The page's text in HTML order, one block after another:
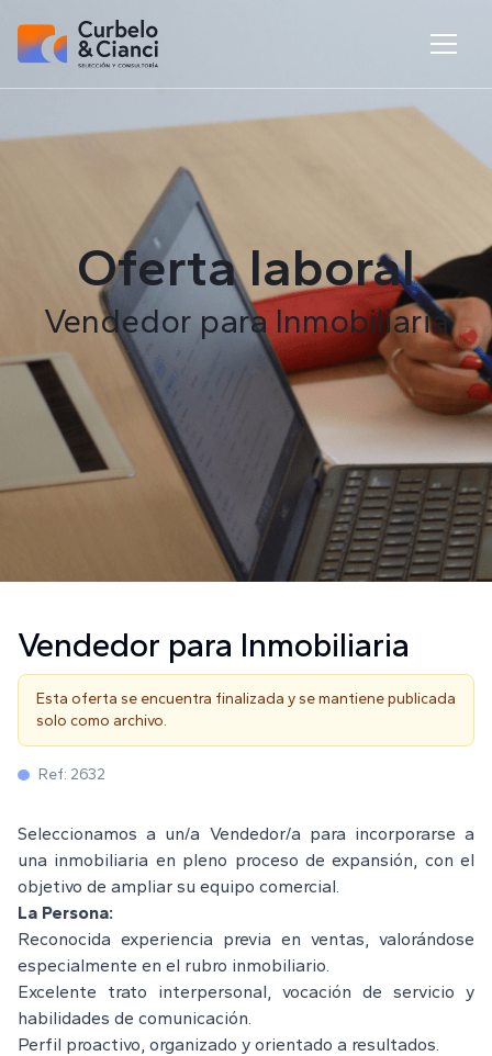
Oferta laboral
Vendedor para Inmobiliaria
Vendedor para Inmobiliaria
Esta oferta se encuentra finalizada y se mantiene publicada
solo como archivo.
Ref: 2632
Seleccionamos a un/a Vendedor/a para incorporarse a
una inmobiliaria en pleno proceso de expansión, con el
objetivo de ampliar su equipo comercial.
La Persona:
Reconocida experiencia previa en ventas, valorándose
especialmente en el rubro inmobiliario.
Excelente trato interpersonal, vocación de servicio y
habilidades de comunicación.
Perfil proactivo, organizado y orientado a resultados.